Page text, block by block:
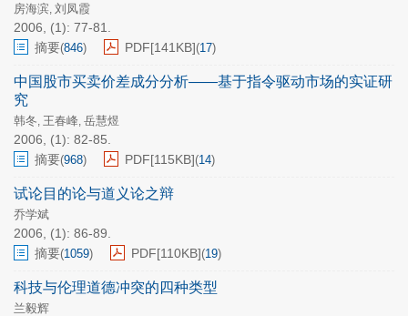
房海滨, 刘凤霞
2006, (1): 77-81.
摘要(846) PDF[141KB](17)
中国股市买卖价差成分分析——基于指令驱动市场的实证研
究
韩冬, 王春峰, 岳慧煜
2006, (1): 82-85.
摘要(968) PDF[115KB](14)
试论目的论与道义论之辩
乔学斌
2006, (1): 86-89.
摘要(1059) PDF[110KB](19)
科技与伦理道德冲突的四种类型
兰毅辉